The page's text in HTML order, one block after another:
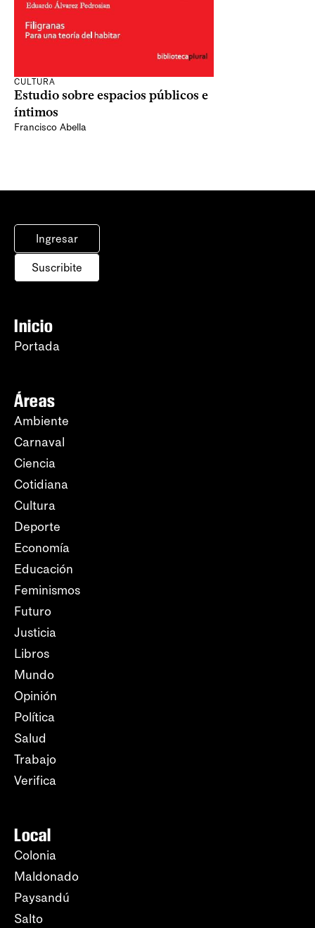
CULTURA
Estudio sobre espacios públicos e
íntimos
Francisco Abella
Ingresar
Suscribite
Inicio
Portada
Áreas
Ambiente
Carnaval
Ciencia
Cotidiana
Cultura
Deporte
Economía
Educación
Feminismos
Futuro
Justicia
Libros
Mundo
Opinión
Política
Salud
Trabajo
Verifica
Local
Colonia
Maldonado
Paysandú
Salto